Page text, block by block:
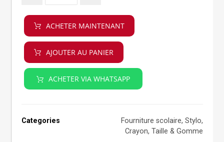
ACHETER MAINTENANT
AJOUTER AU PANIER
ACHETER VIA WHATSAPP
Categories Fourniture scolaire, Stylo,
Crayon, Taille & Gomme